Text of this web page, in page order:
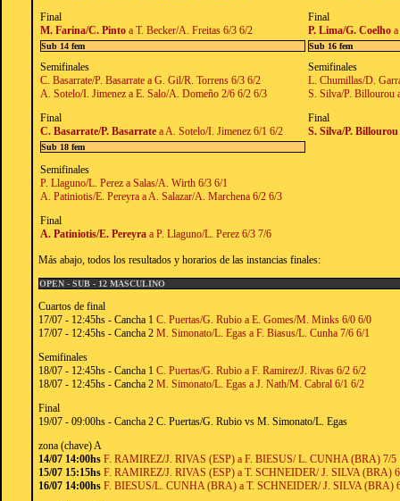
Final
M. Farina/C. Pinto a T. Becker/A. Freitas 6/3 6/2
Final
P. Lima/G. Coelho
Sub 14 fem
Semifinales
C. Basarrate/P. Basarrate a G. Gil/R. Torrens 6/3 6/2
A. Sotelo/I. Jimenez a E. Salo/A. Domeño 2/6 6/2 6/3
Final
C. Basarrate/P. Basarrate a A. Sotelo/I. Jimenez 6/1 6/2
Sub 16 fem
Semifinales
L. Chumillas/D.
S. Silva/P. Billourou
Final
S. Silva/P. Billourou
Sub 18 fem
Semifinales
P. Llaguno/L. Perez a Salas/A. Wirth 6/3 6/1
A. Patiniotis/E. Pereyra a A. Salazar/A. Marchena 6/2 6/3
Final
A. Patiniotis/E. Pereyra a P. Llaguno/L. Perez 6/3 7/6
Más abajo, todos los resultados y horarios de las instancias finales:
OPEN - SUB - 12 MASCULINO
Cuartos de final
17/07 - 12:45hs - Cancha 1 C. Puertas/G. Rubio a E. Gomes/M. Minks 6/0 6/0
17/07 - 12:45hs - Cancha 2 M. Simonato/L. Egas a F. Biasus/L. Cunha 7/6 6/1
Semifinales
18/07 - 12:45hs - Cancha 1 C. Puertas/G. Rubio a F. Ramirez/J. Rivas 6/2 6/2
18/07 - 12:45hs - Cancha 2 M. Simonato/L. Egas a J. Nath/M. Cabral 6/1 6/2
Final
19/07 - 09:00hs - Cancha 2 C. Puertas/G. Rubio vs M. Simonato/L. Egas
zona (chave) A
14/07 14:00hs F. RAMIREZ/J. RIVAS (ESP) a F. BIESUS/ L. CUNHA (BRA) 7/5
15/07 15:15hs F. RAMIREZ/J. RIVAS (ESP) a T. SCHNEIDER/ J. SILVA (BRA)
16/07 14:00hs F. BIESUS/L. CUNHA (BRA) a T. SCHNEIDER/ J. SILVA (BRA)